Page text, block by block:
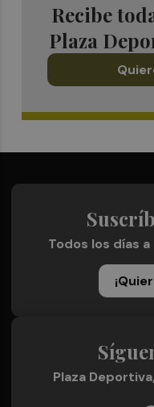
Recibe
Plaza
Todos los días
Plaza